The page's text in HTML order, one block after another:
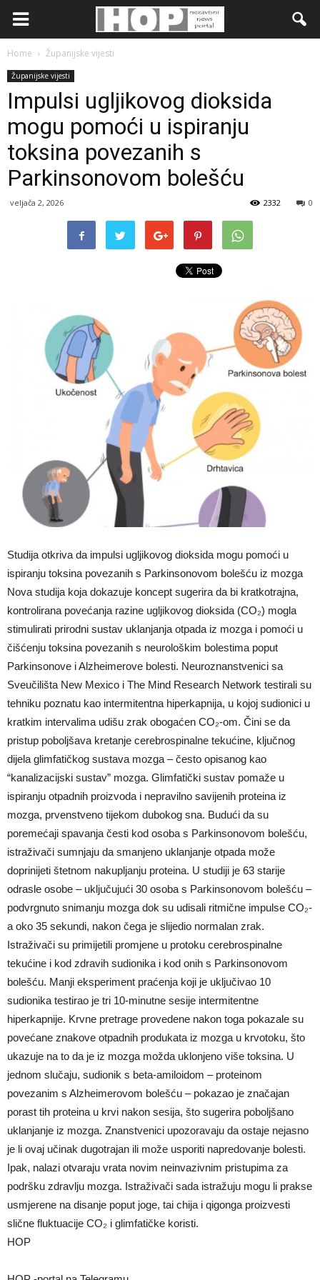
Home Županijske vijesti
Županijske vijesti
Impulsi ugljikovog dioksida
mogu pomoći u ispiranju
toksina povezanih s
Parkinsonovom bolešću
veljača 2, 2026 0
2332
Studija otkriva da impulsi ugljikovog dioksida mogu pomoći u
ispiranju toksina povezanih s Parkinsonovom bolešću iz mozga
Nova studija koja dokazuje koncept sugerira da bi kratkotrajna,
kontrolirana povećanja razine ugljikovog dioksida (CO₂) mogla
stimulirati prirodni sustav uklanjanja otpada iz mozga i pomoći u
čišćenju toksina povezanih s neurološkim bolestima poput
Parkinsonove i Alzheimerove bolesti. Neuroznanstvenici sa
Sveučilišta New Mexico i The Mind Research Network testirali su
tehniku poznatu kao intermitentna hiperkapnija, u kojoj sudionici u
kratkim intervalima udišu zrak obogaćen CO₂-om. Čini se da
pristup poboljšava kretanje cerebrospinalne tekućine, ključnog
dijela glimfatičkog sustava mozga – često opisanog kao
“kanalizacijski sustav” mozga. Glimfatički sustav pomaže u
ispiranju otpadnih proizvoda i nepravilno savijenih proteina iz
mozga, prvenstveno tijekom dubokog sna. Budući da su
poremećaji spavanja česti kod osoba s Parkinsonovom bolešću,
istraživači sumnjaju da smanjeno uklanjanje otpada može
doprinijeti štetnom nakupljanju proteina. U studiji je 63 starije
odrasle osobe – uključujući 30 osoba s Parkinsonovom bolešću –
podvrgnuto snimanju mozga dok su udisali ritmične impulse CO₂-
a oko 35 sekundi, nakon čega je slijedio normalan zrak.
Istraživači su primijetili promjene u protoku cerebrospinalne
tekućine i kod zdravih sudionika i kod onih s Parkinsonovom
bolešću. Manji eksperiment praćenja koji je uključivao 10
sudionika testirao je tri 10-minutne sesije intermitentne
hiperkapnije. Krvne pretrage provedene nakon toga pokazale su
povećane znakove otpadnih produkata iz mozga u krvotoku, što
ukazuje na to da je iz mozga možda uklonjeno više toksina. U
jednom slučaju, sudionik s beta-amiloidom – proteinom
povezanim s Alzheimerovom bolešću – pokazao je značajan
porast tih proteina u krvi nakon sesija, što sugerira poboljšano
uklanjanje iz mozga. Znanstvenici upozoravaju da ostaje nejasno
je li ovaj učinak dugotrajan ili može usporiti napredovanje bolesti.
Ipak, nalazi otvaraju vrata novim neinvazivnim pristupima za
podršku zdravlju mozga. Istraživači sada istražuju mogu li prakse
usmjerene na disanje poput joge, tai chija i qigonga proizvesti
slične fluktuacije CO₂ i glimfatičke koristi.
HOP